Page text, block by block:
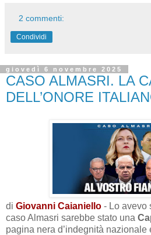
2 commenti:
Condividi
giovedì 6 novembre 2025
CASO ALMASRI. LA
DELL’ONORE
di Giovanni Caianiello - Lo avevo
caso Almasri sarebbe stato una
pagina nera d’indegnità nazionale